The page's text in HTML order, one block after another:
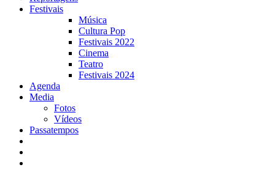
Festivais
Música
Cultura Pop
Festivais 2022
Cinema
Teatro
Festivais 2024
Agenda
Media
Fotos
Vídeos
Passatempos